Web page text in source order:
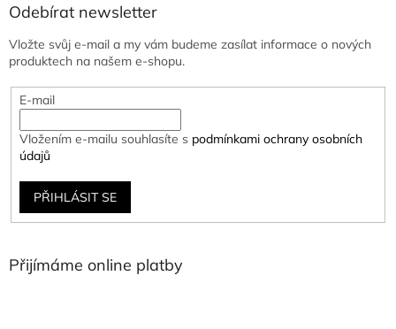
Odebírat newsletter
Vložte svůj e-mail a my vám budeme zasílat informace o nových
produktech na našem e-shopu.
E-mail
Vložením e-mailu souhlasíte s podmínkami ochrany osobních
údajů
PŘIHLÁSIT SE
Přijímáme online platby